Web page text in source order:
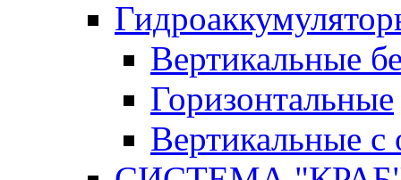
Вертикальные
Горизонтальные
Вертикальные